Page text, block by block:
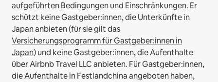
aufgeführtenBedingungen und Einschränkungen. Er
schützt keine Gastgeber:innen, die Unterkünfte in
Japan anbieten (für sie gilt das
Versicherungsprogramm für Gastgeber:innen in
Japan) und keine Gastgeber:innen, die Aufenthalte
über Airbnb Travel LLC anbieten. Für Gastgeber:innen,
die Aufenthalte in Festlandchina angeboten haben,